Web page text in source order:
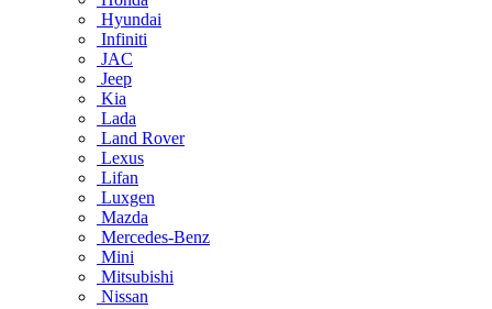
Hyundai
Infiniti
JAC
Jeep
Kia
Lada
Land Rover
Lexus
Lifan
Luxgen
Mazda
Mercedes-Benz
Mini
Mitsubishi
Nissan